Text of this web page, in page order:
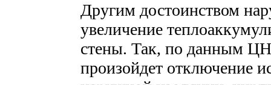
Другим достоинством
увеличение
стены. Так, по данным
произойдет отключение